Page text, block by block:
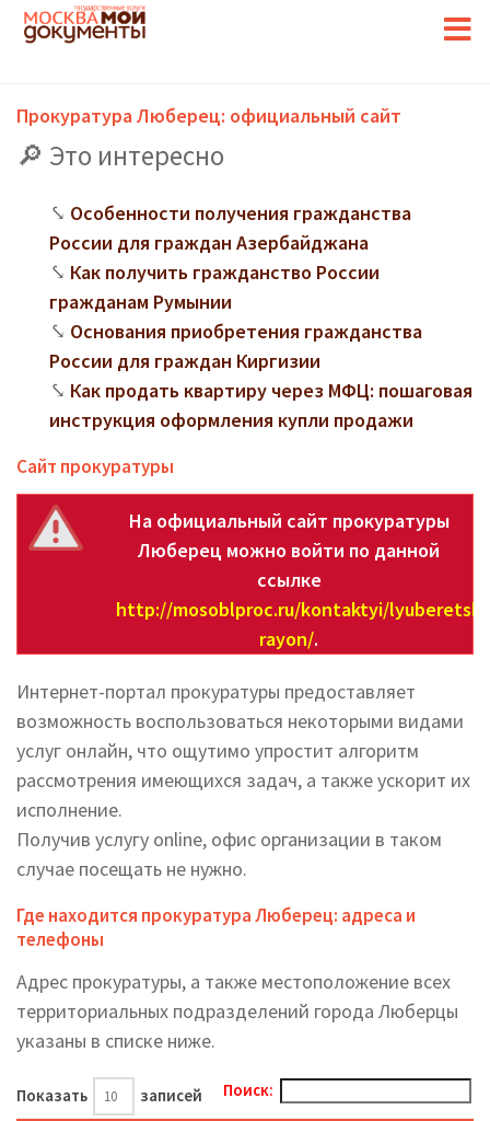
Прокуратура Люберец: официальный сайт
Это интересно
Особенности получения гражданства
России для граждан Азербайджана
Как получить гражданство России
гражданам Румынии
Основания приобретения гражданства
России для граждан Киргизии
Как продать квартиру через МФЦ: пошаговая
инструкция оформления купли продажи
Сайт прокуратуры
На официальный сайт прокуратуры
Люберец можно войти по данной
ссылке
http://mosoblproc.ru/kontaktyi/
rayon/.
Интернет-портал прокуратуры предоставляет
возможность воспользоваться некоторыми видами
услуг онлайн, что ощутимо упростит алгоритм
рассмотрения имеющихся задач, а также ускорит их
исполнение.
Получив услугу online, офис организации в таком
случае посещать не нужно.
Где находится прокуратура Люберец: адреса и
телефоны
Адрес прокуратуры, а также местоположение всех
территориальных подразделений города Люберцы
указаны в списке ниже.
Показать записей Поиск: